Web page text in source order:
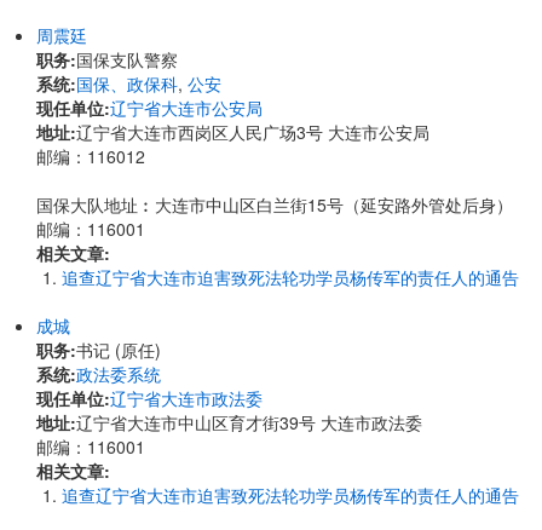
周震廷
职务:国保支队警察
系统:国保、政保科, 公安
现任单位:辽宁省大连市公安局
地址:辽宁省大连市西岗区人民广场3号 大连市公安局
邮编：116012
国保大队地址︰大连市中山区白兰街15号（延安路外管处后身）
邮编：116001
相关文章:
追查辽宁省大连市迫害致死法轮功学员杨传军的责任人的通告
成城
职务:书记 (原任)
系统:政法委系统
现任单位:辽宁省大连市政法委
地址:辽宁省大连市中山区育才街39号 大连市政法委
邮编：116001
相关文章:
追查辽宁省大连市迫害致死法轮功学员杨传军的责任人的通告